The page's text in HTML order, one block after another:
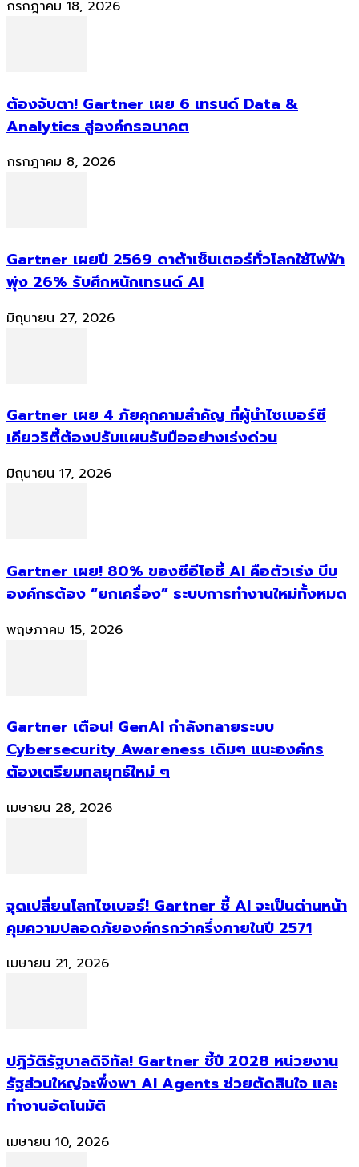
กรกฎาคม 18, 2026
ต้องจับตา! Gartner เผย 6 เทรนด์ Data &
Analytics สู่องค์กรอนาคต
กรกฎาคม 8, 2026
Gartner เผยปี 2569 ดาต้าเซ็นเตอร์ทั่วโลกใช้ไฟฟ้า
พุ่ง 26% รับศึกหนักเทรนด์ AI
มิถุนายน 27, 2026
Gartner เผย 4 ภัยคุกคามสำคัญ ที่ผู้นำไซเบอร์ซี
เคียวริตี้ต้องปรับแผนรับมืออย่างเร่งด่วน
มิถุนายน 17, 2026
Gartner เผย! 80% ของซีอีโอชี้ AI คือตัวเร่ง บีบ
องค์กรต้อง “ยกเครื่อง” ระบบการทำงานใหม่ทั้งหมด
พฤษภาคม 15, 2026
Gartner เตือน! GenAI กำลังทลายระบบ
Cybersecurity Awareness เดิมๆ แนะองค์กร
ต้องเตรียมกลยุทธ์ใหม่ ๆ
เมษายน 28, 2026
จุดเปลี่ยนโลกไซเบอร์! Gartner ชี้ AI จะเป็นด่านหน้า
คุมความปลอดภัยองค์กรกว่าครึ่งภายในปี 2571
เมษายน 21, 2026
ปฏิวัติรัฐบาลดิจิทัล! Gartner ชี้ปี 2028 หน่วยงาน
รัฐส่วนใหญ่จะพึ่งพา AI Agents ช่วยตัดสินใจ และ
ทำงานอัตโนมัติ
เมษายน 10, 2026